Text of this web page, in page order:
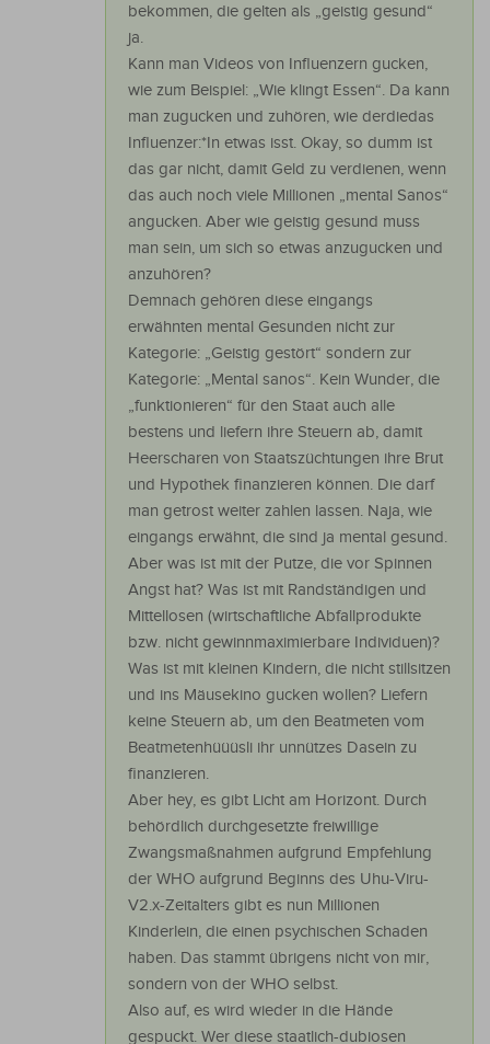
bekommen, die gelten als „geistig gesund“
ja.
Kann man Videos von Influenzern gucken,
wie zum Beispiel: „Wie klingt Essen“. Da kann
man zugucken und zuhören, wie derdiedas
Influenzer:*In etwas isst. Okay, so dumm ist
das gar nicht, damit Geld zu verdienen, wenn
das auch noch viele Millionen „mental Sanos“
angucken. Aber wie geistig gesund muss
man sein, um sich so etwas anzugucken und
anzuhören?
Demnach gehören diese eingangs
erwähnten mental Gesunden nicht zur
Kategorie: „Geistig gestört“ sondern zur
Kategorie: „Mental sanos“. Kein Wunder, die
„funktionieren“ für den Staat auch alle
bestens und liefern ihre Steuern ab, damit
Heerscharen von Staatszüchtungen ihre Brut
und Hypothek finanzieren können. Die darf
man getrost weiter zahlen lassen. Naja, wie
eingangs erwähnt, die sind ja mental gesund.
Aber was ist mit der Putze, die vor Spinnen
Angst hat? Was ist mit Randständigen und
Mittellosen (wirtschaftliche Abfallprodukte
bzw. nicht gewinnmaximierbare Individuen)?
Was ist mit kleinen Kindern, die nicht stillsitzen
und ins Mäusekino gucken wollen? Liefern
keine Steuern ab, um den Beatmeten vom
Beatmetenhüüüsli ihr unnützes Dasein zu
finanzieren.
Aber hey, es gibt Licht am Horizont. Durch
behördlich durchgesetzte freiwillige
Zwangsmaßnahmen aufgrund Empfehlung
der WHO aufgrund Beginns des Uhu-Viru-
V2.x-Zeitalters gibt es nun Millionen
Kinderlein, die einen psychischen Schaden
haben. Das stammt übrigens nicht von mir,
sondern von der WHO selbst.
Also auf, es wird wieder in die Hände
gespuckt. Wer diese staatlich-dubiosen